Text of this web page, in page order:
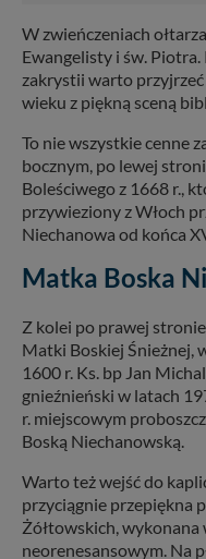
W zwieńczeniach
Ewangelisty i św.
zakrystii warto
wieku z piękną sceną
To nie wszystkie cenne
bocznym, po lewej
Boleściwego z 1668 r.,
przywieziony z Włoch
Niechanowa od końca
Matka Boska
Z kolei po prawej
Matki Boskiej Śnieżnej,
1600 r. Ks. bp Jan
gnieźnieński w latach
r. miejscowym
Boską Niechanowską.
Warto też wejść do
przyciągnie przepiękna
Żółtowskich,
neorenesansowym. Na